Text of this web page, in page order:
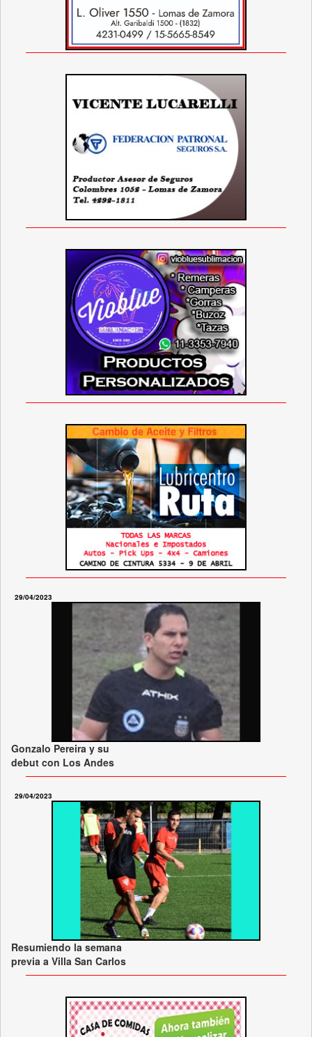
29/04/2023
Gonzalo Pereira y su
debut con Los Andes
29/04/2023
Resumiendo la semana
previa a Villa San Carlos